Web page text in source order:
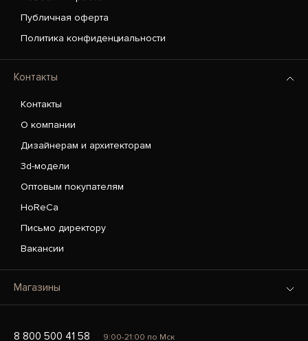
Публичная оферта
Политика конфиденциальности
Контакты
Контакты
О компании
Дизайнерам и архитекторам
3d-модели
Оптовым покупателям
HoReCa
Письмо директору
Вакансии
Магазины
8 800 500 41 58 9:00-21:00 по Мск